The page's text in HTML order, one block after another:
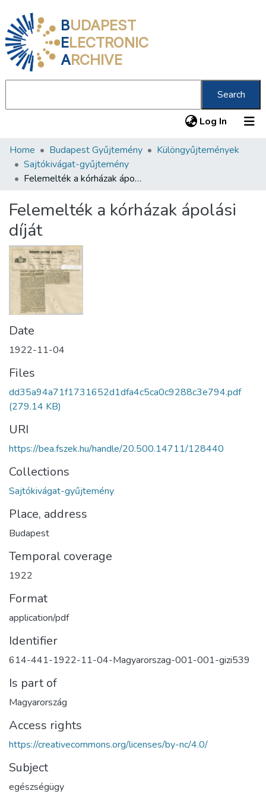
BUDAPEST
ELECTRONIC
ARCHIVE
Search
Log In (current)
Communities & Collections
All of DSpace
About us
Home Budapest Gyűjtemény
Különgyűjtemények
Sajtókivágat-gyűjtemény
Felemelték a kórházak ápolási díját
Felemelték a kórházak ápolási
díját
Date
1922-11-04
Files
dd35a94a71f1731652d1dfa4c5ca0c9288c3e794.pdf
(279.14 KB)
URI
https://bea.fszek.hu/handle/20.500.14711/128440
Collections
Sajtókivágat-gyűjtemény
Place, address
Budapest
Temporal coverage
1922
Format
application/pdf
Identifier
614-441-1922-11-04-Magyarorszag-001-001-gizi539
Is part of
Magyarország
Access rights
https://creativecommons.org/licenses/by-nc/4.0/
Subject
egészségügy